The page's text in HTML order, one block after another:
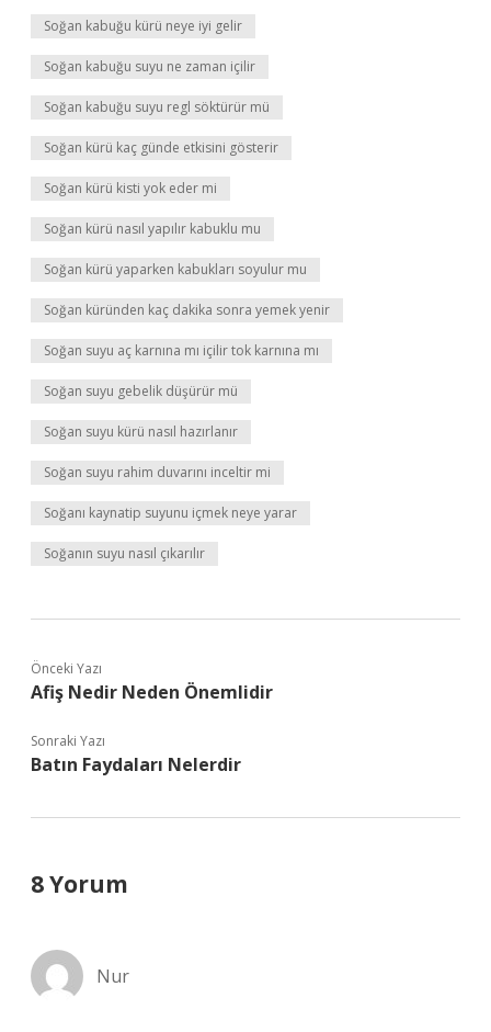
Soğan kabuğu kürü neye iyi gelir
Soğan kabuğu suyu ne zaman içilir
Soğan kabuğu suyu regl söktürür mü
Soğan kürü kaç günde etkisini gösterir
Soğan kürü kisti yok eder mi
Soğan kürü nasıl yapılır kabuklu mu
Soğan kürü yaparken kabukları soyulur mu
Soğan küründen kaç dakika sonra yemek yenir
Soğan suyu aç karnına mı içilir tok karnına mı
Soğan suyu gebelik düşürür mü
Soğan suyu kürü nasıl hazırlanır
Soğan suyu rahim duvarını inceltir mi
Soğanı kaynatip suyunu içmek neye yarar
Soğanın suyu nasıl çıkarılır
Önceki Yazı
Afiş Nedir Neden Önemlidir
Sonraki Yazı
Batın Faydaları Nelerdir
8 Yorum
Nur